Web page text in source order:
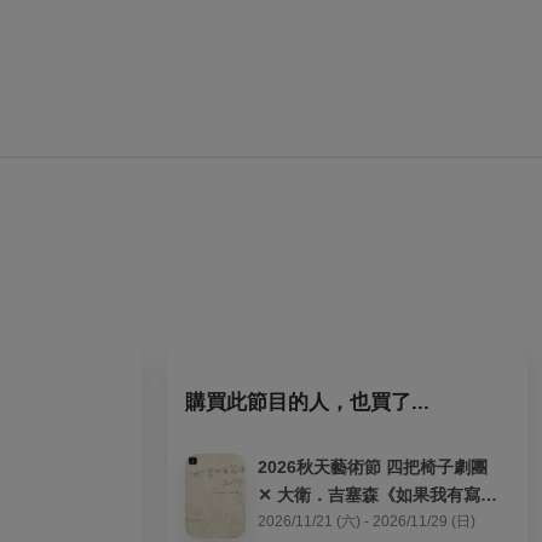
購買此節目的人，也買了...
2026秋天藝術節 四把椅子劇團
✕ 大衛．吉塞森《如果我有寫信
給你》
2026/11/21 (六) - 2026/11/29 (日)